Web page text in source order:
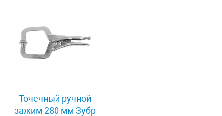
Точечный ручной
зажим 280 мм Зубр